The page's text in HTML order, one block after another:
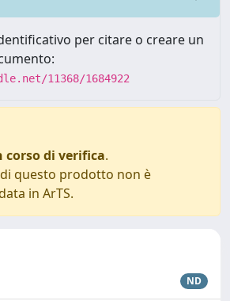
per citare o creare un
11368/1684922
corso di verifica.
questo prodotto non è
in ArTS.
ND